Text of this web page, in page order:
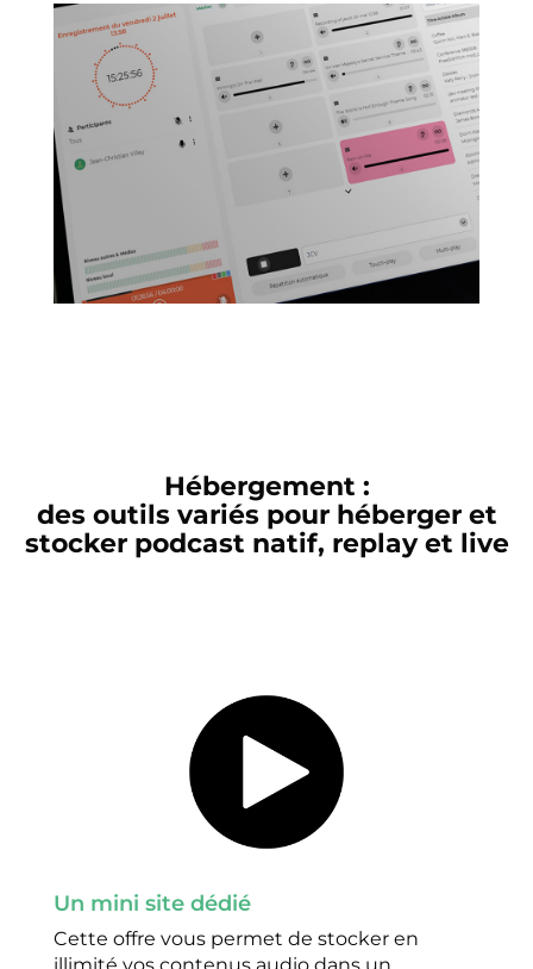
Hébergement :
des outils variés pour héberger et
stocker podcast natif, replay et live
Un mini site dédié
Cette offre vous permet de stocker en